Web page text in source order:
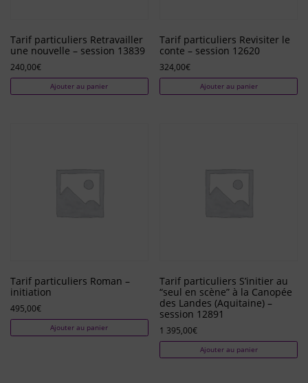
Tarif particuliers Retravailler
une nouvelle – session 13839
240,00€
Ajouter au panier
Tarif particuliers Revisiter le
conte – session 12620
324,00€
Ajouter au panier
Tarif particuliers Roman –
initiation
495,00€
Ajouter au panier
Tarif particuliers S’initier au
“seul en scène” à la Canopée
des Landes (Aquitaine) –
session 12891
1 395,00€
Ajouter au panier